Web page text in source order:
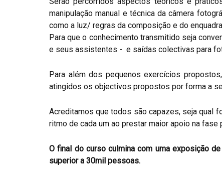
manipulação manual e técnica da câmera
como a luz/ regras da composição e do
Para que o conhecimento transmitido seja
e seus assistentes - e saídas colectivas para
Para além dos pequenos exercícios
atingidos os objectivos propostos por forma a
Acreditamos que todos são capazes, seja qual
ritmo de cada um ao prestar maior apoio na fase
O final do curso culmina com uma exposição
superior a 30mil pessoas.